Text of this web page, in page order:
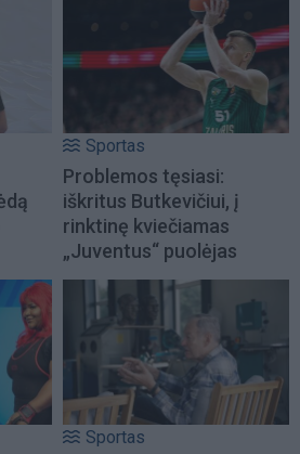
Sportas
Problemos tęsiasi:
iškritus Butkevičiui, į
rinktinę kviečiamas
„Juventus“ puolėjas
Sportas